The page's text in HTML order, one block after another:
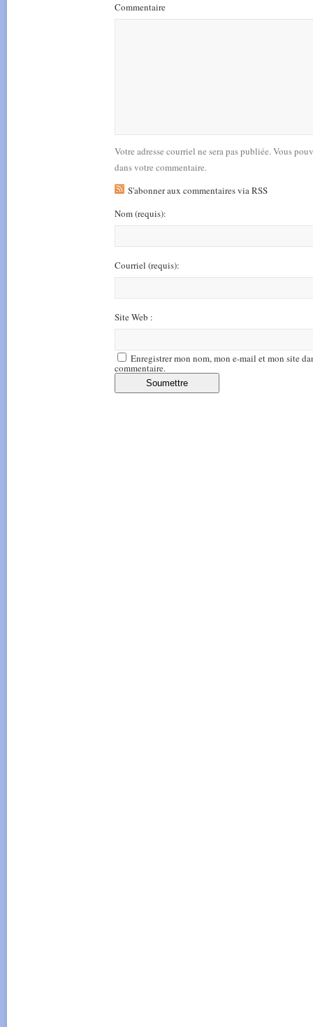
Commentaire
Votre adresse courriel ne sera pas publiée. Vous
dans votre commentaire.
S'abonner aux commentaires via RSS
Nom(requis):
Courriel (requis):
Site Web :
Enregistrer mon nom, mon e-mail et mon site
commentaire.